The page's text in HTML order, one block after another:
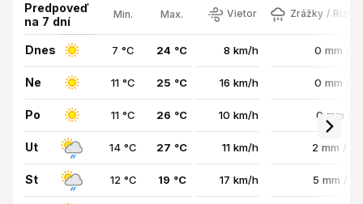
Predpoveď
na 7 dní
Min. Max. Vietor Zrážky /
Dnes 7 °C 24 °C 8 km/h 0 mm /
Ne 11 °C 25 °C 16 km/h 0 mm /
Po 11 °C 26 °C 10 km/h 0 mm /
Ut 14 °C 27 °C 11 km/h 2 mm /
St 12 °C 19 °C 17 km/h 5 mm /